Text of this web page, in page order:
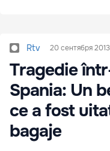
Rtv 20 сентября
Tragedie
Spania: Un
ce a fost
bagaje